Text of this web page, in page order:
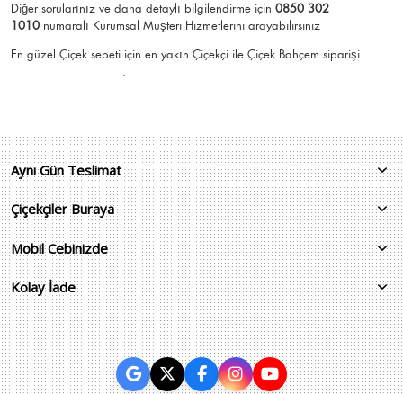
Diğer sorularınız ve daha detaylı bilgilendirme için 0850 302
1010 numaralı Kurumsal Müşteri Hizmetlerini arayabilirsiniz
En güzel Çiçek sepeti için en yakın Çiçekçi ile Çiçek Bahçem siparişi.
.
Aynı Gün Teslimat
Çiçekçiler Buraya
Mobil Cebinizde
Kolay İade